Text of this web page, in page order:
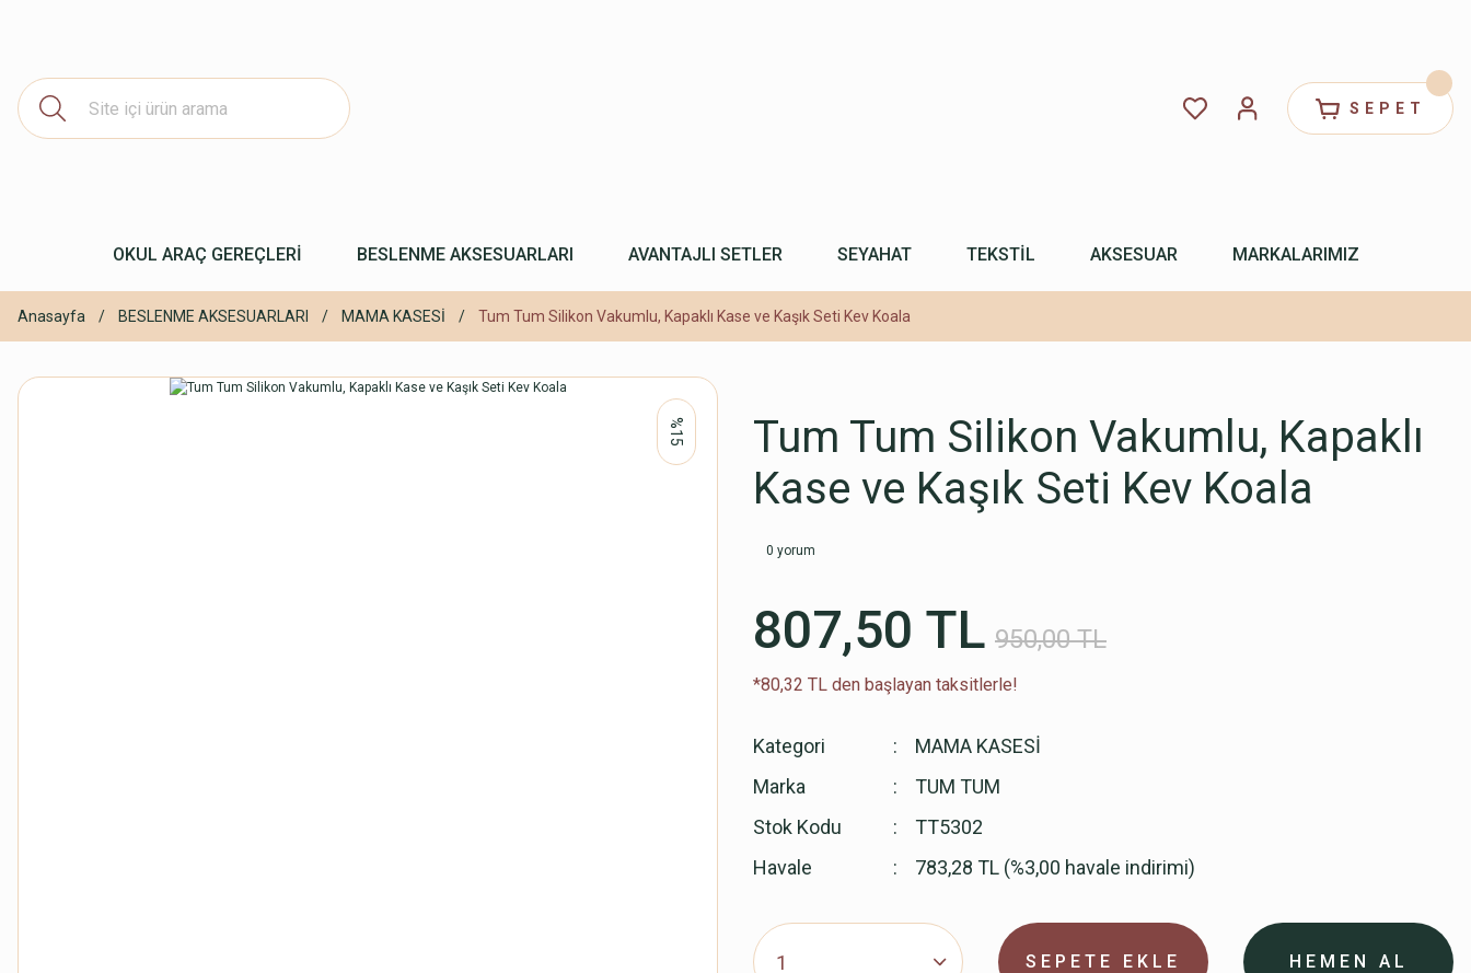
SEPET
OKUL ARAÇ GEREÇLERİ BESLENME AKSESUARLARI AVANTAJLI SETLER SEYAHAT TEKSTİL AKSESUAR MARKALARIMIZ
Anasayfa BESLENME AKSESUARLARI MAMA KASESİ Tum Tum Silikon Vakumlu, Kapaklı Kase ve Kaşık Seti Kev Koala
%15
Tum Tum Silikon Vakumlu, Kapaklı
Kase ve Kaşık Seti Kev Koala
0 yorum
807,50 TL 950,00 TL
*80,32 TL den başlayan taksitlerle!
Kategori
MAMA KASESİ
Marka
TUM TUM
Stok Kodu
TT5302
Havale
783,28 TL (%3,00 havale indirimi)
SEPETE EKLE HEMEN AL